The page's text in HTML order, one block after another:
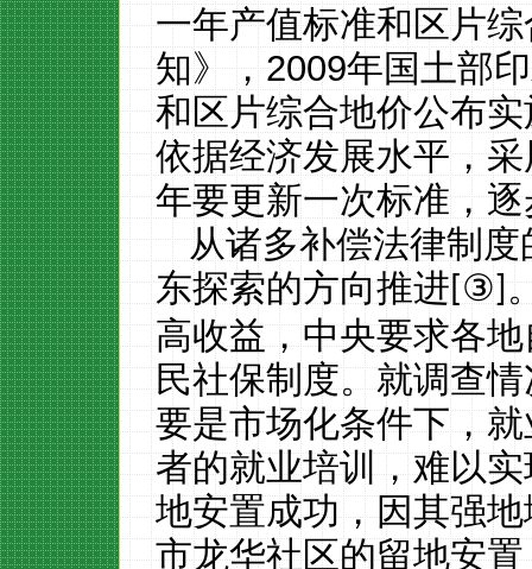
一年产值标准和区片
知》，2009年国土部
和区片综合地价公布
依据经济发展水平，
年要更新一次标准，
从诸多补偿法律制
东探索的方向推进[③]
高收益，中央要求各
民社保制度。就调查
要是市场化条件下，
者的就业培训，难以
地安置成功，因其强
市龙华社区的留地安